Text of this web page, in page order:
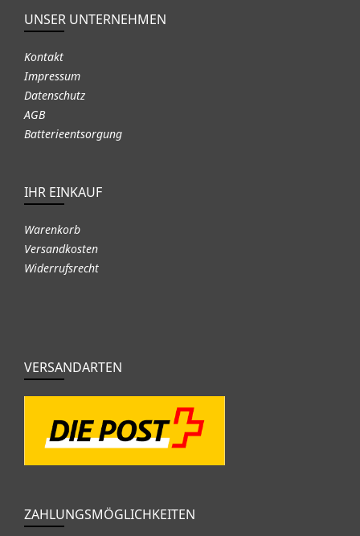
UNSER UNTERNEHMEN
Kontakt
Impressum
Datenschutz
AGB
Batterieentsorgung
IHR EINKAUF
Warenkorb
Versandkosten
Widerrufsrecht
VERSANDARTEN
ZAHLUNGSMÖGLICHKEITEN